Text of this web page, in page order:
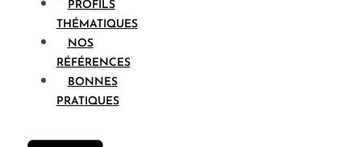
PROFILS
THÉMATIQUES
NOS
RÉFÉRENCES
BONNES
PRATIQUES